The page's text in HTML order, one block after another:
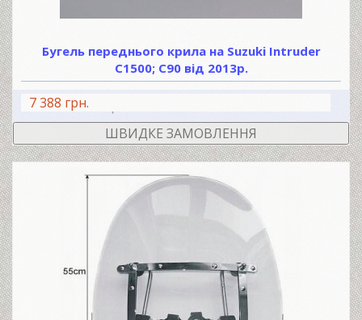
Бугель переднього крила на Suzuki Intruder
C1500; C90 від 2013р.
7 388 грн.
ШВИДКЕ ЗАМОВЛЕННЯ